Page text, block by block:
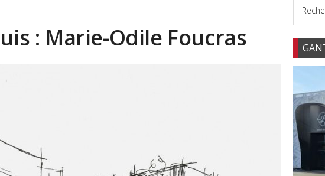
: Marie-Odile Foucras